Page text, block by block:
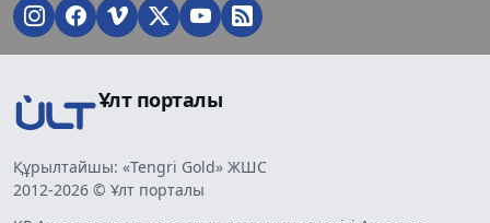
Ұлт порталы
Құрылтайшы: «Tengri Gold» ЖШС
2012-2026 © Ұлт порталы